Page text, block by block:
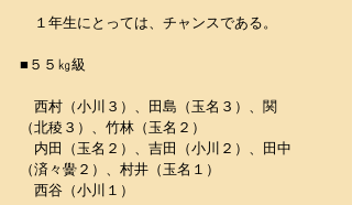
１年生にとっては、チャンスである。
■５５㎏級
西村（小川３）、田島（玉名３）、関
（北稜３）、竹林（玉名２）
内田（玉名２）、吉田（小川２）、田中
（済々黌２）、村井（玉名１）
西谷（小川１）